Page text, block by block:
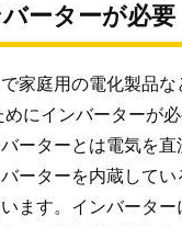
ーターが必要
家庭用の電化製品
にインバーターが
ーターとは電気を
ーターを内蔵してい
ます。インバータ